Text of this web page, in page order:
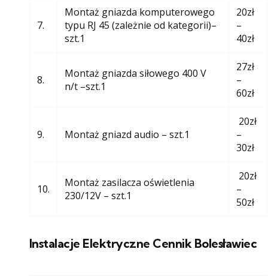
7.
Montaż gniazda komputerowego
typu RJ 45 (zależnie od kategorii)–
szt.1
20zł
–
40zł
8.
Montaż gniazda siłowego 400 V
n/t –szt.1
27zł
–
60zł
9. Montaż gniazd audio – szt.1
20zł
–
30zł
10.
Montaż zasilacza oświetlenia
230/12V – szt.1
20zł
–
50zł
Instalacje Elektryczne Cennik Bolesławiec